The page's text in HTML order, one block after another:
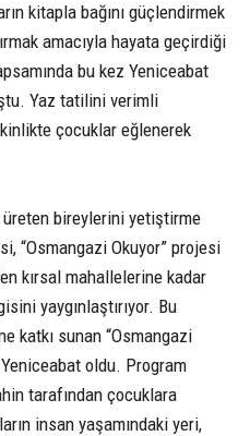
kitapla bağını güçlendirmek
amacıyla hayata geçirdiği
bu kez Yeniceabat
Yaz tatilini verimli
çocuklar eğlenerek
bireylerini yetiştirme
“Osmangazi Okuyor” projesi
kırsal mahallelerine kadar
yaygınlaştırıyor. Bu
katkı sunan “Osmangazi
oldu. Program
tarafından çocuklara
insan yaşamındaki yeri,